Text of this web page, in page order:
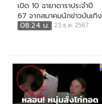
เปิด 10 ฉายาดาราประจำปี
67 จากสมาคมนักข่าวบันเทิง
08:24 น.
23 ธ.ค. 2567